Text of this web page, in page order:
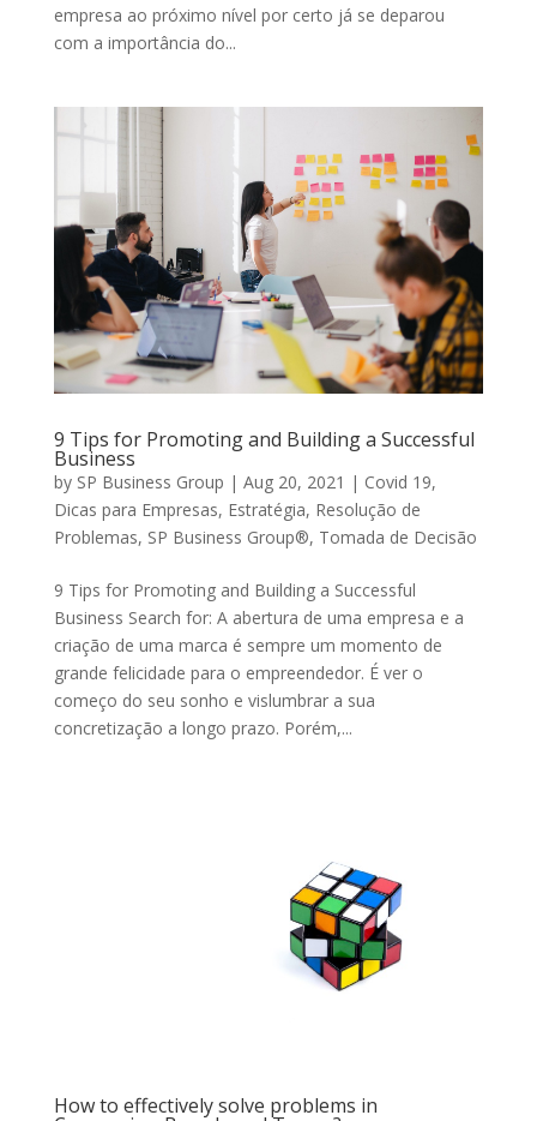
empresa ao próximo nível por certo já se deparou
com a importância do...
9 Tips for Promoting and Building a Successful
Business
by SP Business Group | Aug 20, 2021 | Covid 19,
Dicas para Empresas, Estratégia, Resolução de
Problemas, SP Business Group®, Tomada de Decisão
9 Tips for Promoting and Building a Successful
Business Search for: A abertura de uma empresa e a
criação de uma marca é sempre um momento de
grande felicidade para o empreendedor. É ver o
começo do seu sonho e vislumbrar a sua
concretização a longo prazo. Porém,...
How to effectively solve problems in